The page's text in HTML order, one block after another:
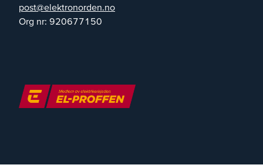
on.nedronortkele@tsop
Org nr: 920677150